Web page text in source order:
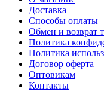
Доставка
Способы оплаты
Обмен и возврат
Политика
Политика
Договор оферта
Оптовикам
Контакты